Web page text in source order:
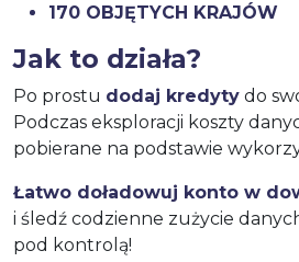
170 OBJĘTYCH KRAJÓW
Jak to działa?
Po prostu dodaj kredyty do
Podczas eksploracji koszty
pobierane na podstawie
Łatwo doładowuj konto w
i śledź codzienne zużycie
pod kontrolą!